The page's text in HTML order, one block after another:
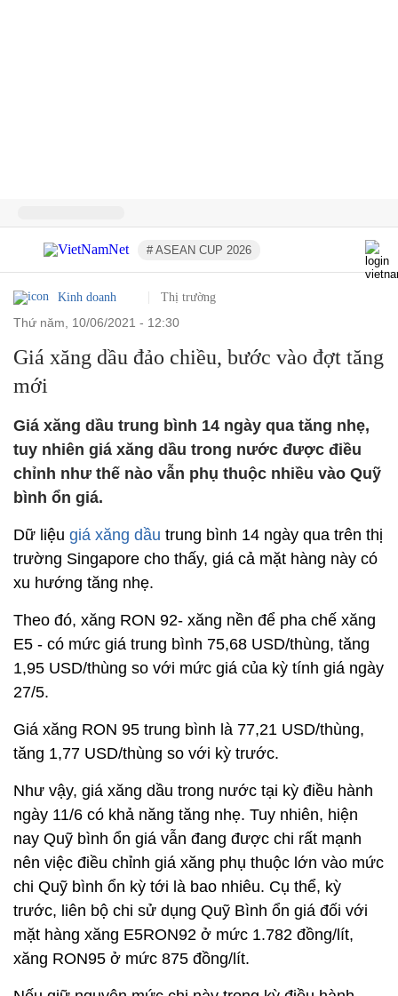
# ASEAN CUP 2026
Kinh doanh Thị trường
thứ năm, 10/06/2021 - 12:30
Giá xăng dầu đảo chiều, bước vào đợt tăng
mới
Giá xăng dầu trung bình 14 ngày qua tăng nhẹ,
tuy nhiên giá xăng dầu trong nước được điều
chỉnh như thế nào vẫn phụ thuộc nhiều vào Quỹ
bình ổn giá.
Dữ liệu giá xăng dầu trung bình 14 ngày qua trên thị
trường Singapore cho thấy, giá cả mặt hàng này có
xu hướng tăng nhẹ.
Theo đó, xăng RON 92- xăng nền để pha chế xăng
E5 - có mức giá trung bình 75,68 USD/thùng, tăng
1,95 USD/thùng so với mức giá của kỳ tính giá ngày
27/5.
Giá xăng RON 95 trung bình là 77,21 USD/thùng,
tăng 1,77 USD/thùng so với kỳ trước.
Như vậy, giá xăng dầu trong nước tại kỳ điều hành
ngày 11/6 có khả năng tăng nhẹ. Tuy nhiên, hiện
nay Quỹ bình ổn giá vẫn đang được chi rất mạnh
nên việc điều chỉnh giá xăng phụ thuộc lớn vào mức
chi Quỹ bình ổn kỳ tới là bao nhiêu. Cụ thể, kỳ
trước, liên bộ chi sử dụng Quỹ Bình ổn giá đối với
mặt hàng xăng E5RON92 ở mức 1.782 đồng/lít,
xăng RON95 ở mức 875 đồng/lít.